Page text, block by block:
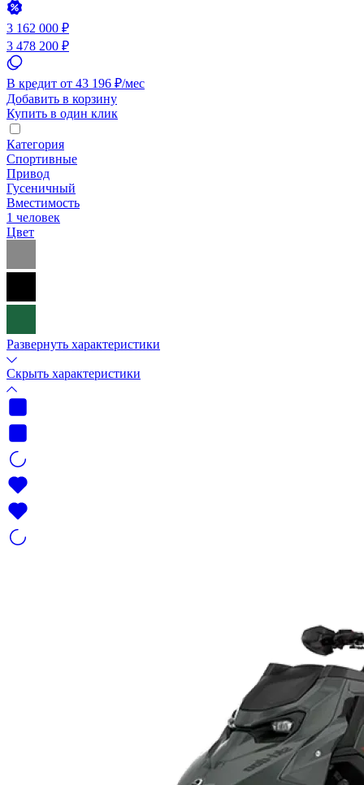
3 162 000 ₽
3 478 200 ₽
В кредит от 43 196 ₽/мес
Добавить в корзину
Купить в один клик
Категория
Спортивные
Привод
Гусеничный
Вместимость
1 человек
Цвет
Развернуть характеристики
Скрыть характеристики